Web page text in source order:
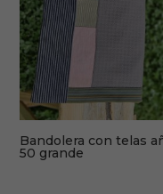
Bandolera con telas
50 grande